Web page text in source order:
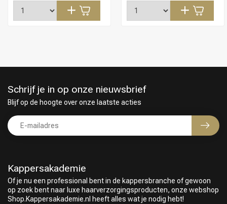
Kappersakademie
Of je nu een professional bent in de kappersbranche of gewoon
op zoek bent naar luxe haarverzorgingsproducten, onze webshop
Shop.Kappersakademie.nl heeft alles wat je nodig hebt!
Schrijf je in op onze nieuwsbrief
Blijf op de hoogte over onze laatste acties